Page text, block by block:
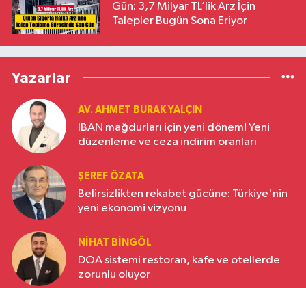
Gün: 3,7 Milyar TL’lik Arz İçin
Talepler Bugün Sona Eriyor
Yazarlar
AV. AHMET BURAK YALÇIN
IBAN mağdurları için yeni dönem! Yeni
düzenleme ve ceza indirim oranları
ŞEREF ÖZATA
Belirsizlikten rekabet gücüne: Türkiye'nin
yeni ekonomi vizyonu
NIHAT BINGÖL
DOA sistemi restoran, kafe ve otellerde
zorunlu oluyor